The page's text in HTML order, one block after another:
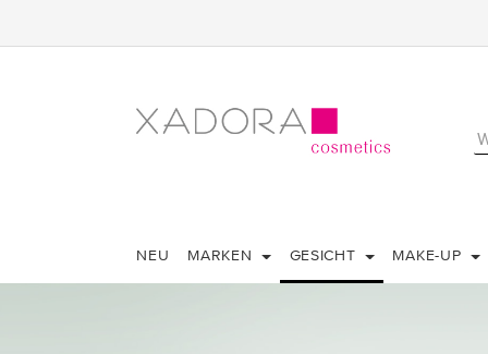
NEU MARKEN GESICHT MAKE-UP